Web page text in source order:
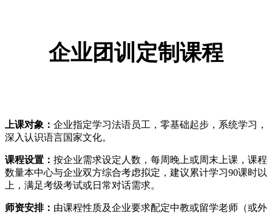
企业团训定制课程
上课对象： 企业指定学习法语员工，零基础起步，系统学习，
深入认识语言国家文化。
课程设置： 按企业需求设定人数，每周晚上或周末上课，课程
数量本中心与企业双方综合考虑拟定，建议累计学习90课时以
上，满足考级考试或日常对话需求。
师资安排： 由课程性质及企业要求配定中教或留学老师（或外